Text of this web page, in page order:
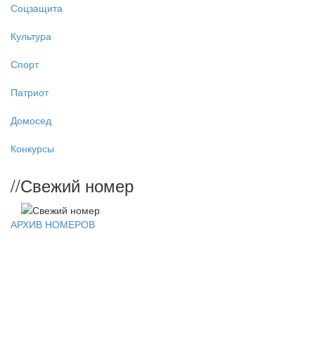
Соцзащита
Культура
Спорт
Патриот
Домосед
Конкурсы
//Свежий номер
АРХИВ НОМЕРОВ